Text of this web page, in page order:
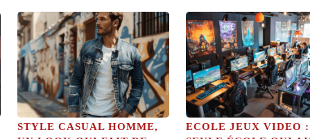
STYLE CASUAL HOMME,
ECOLE JEUX VIDEO